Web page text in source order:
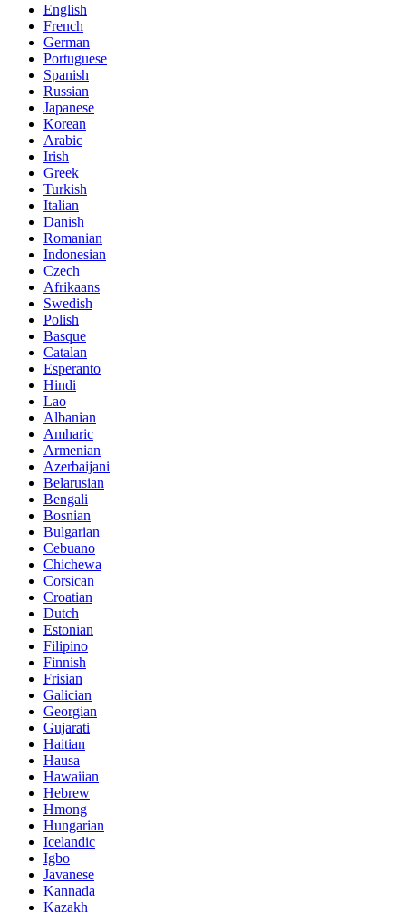
English
French
German
Portuguese
Spanish
Russian
Japanese
Korean
Arabic
Irish
Greek
Turkish
Italian
Danish
Romanian
Indonesian
Czech
Afrikaans
Swedish
Polish
Basque
Catalan
Esperanto
Hindi
Lao
Albanian
Amharic
Armenian
Azerbaijani
Belarusian
Bengali
Bosnian
Bulgarian
Cebuano
Chichewa
Corsican
Croatian
Dutch
Estonian
Filipino
Finnish
Frisian
Galician
Georgian
Gujarati
Haitian
Hausa
Hawaiian
Hebrew
Hmong
Hungarian
Icelandic
Igbo
Javanese
Kannada
Kazakh